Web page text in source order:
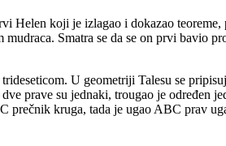
koji je izlagao i dokazao teoreme,
Smatra se da se on prvi bavio
U geometriji Talesu se
prave su jednaki, trougao je određen
prečnik kruga, tada je ugao ABC prav